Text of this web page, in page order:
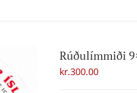
Rúðulímmiði
kr.300.00